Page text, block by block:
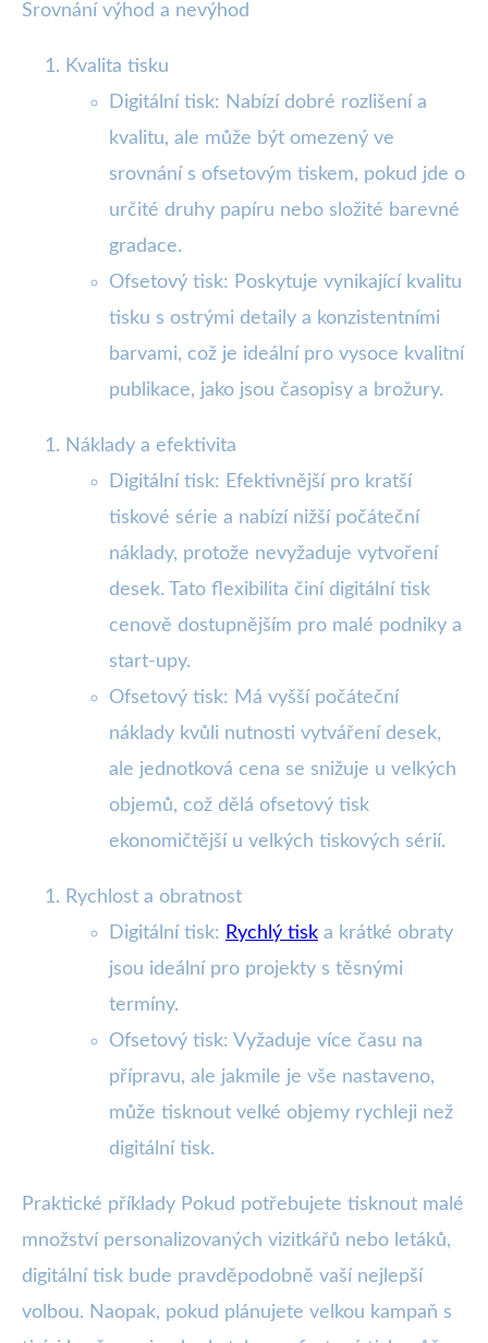
Srovnání výhod a nevýhod
Kvalita tisku
Digitální tisk: Nabízí dobré rozlišení a
kvalitu, ale může být omezený ve
srovnání s ofsetovým tiskem, pokud jde o
určité druhy papíru nebo složité barevné
gradace.
Ofsetový tisk: Poskytuje vynikající kvalitu
tisku s ostrými detaily a konzistentními
barvami, což je ideální pro vysoce kvalitní
publikace, jako jsou časopisy a brožury.
Náklady a efektivita
Digitální tisk: Efektivnější pro kratší
tiskové série a nabízí nižší počáteční
náklady, protože nevyžaduje vytvoření
desek. Tato flexibilita činí digitální tisk
cenově dostupnějším pro malé podniky a
start-upy.
Ofsetový tisk: Má vyšší počáteční
náklady kvůli nutnosti vytváření desek,
ale jednotková cena se snižuje u velkých
objemů, což dělá ofsetový tisk
ekonomičtější u velkých tiskových sérií.
Rychlost a obratnost
Digitální tisk: Rychlý tisk a krátké obraty
jsou ideální pro projekty s těsnými
termíny.
Ofsetový tisk: Vyžaduje více času na
přípravu, ale jakmile je vše nastaveno,
může tisknout velké objemy rychleji než
digitální tisk.
Praktické příklady Pokud potřebujete tisknout malé
množství personalizovaných vizitkářů nebo letáků,
digitální tisk bude pravděpodobně vaší nejlepší
volbou. Naopak, pokud plánujete velkou kampaň s